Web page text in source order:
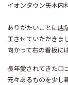
イオンタウン矢本内
ありがたいことに店
工させていただきま
向かって右の看板に
長年愛されてきたロ
元々あるものを少し